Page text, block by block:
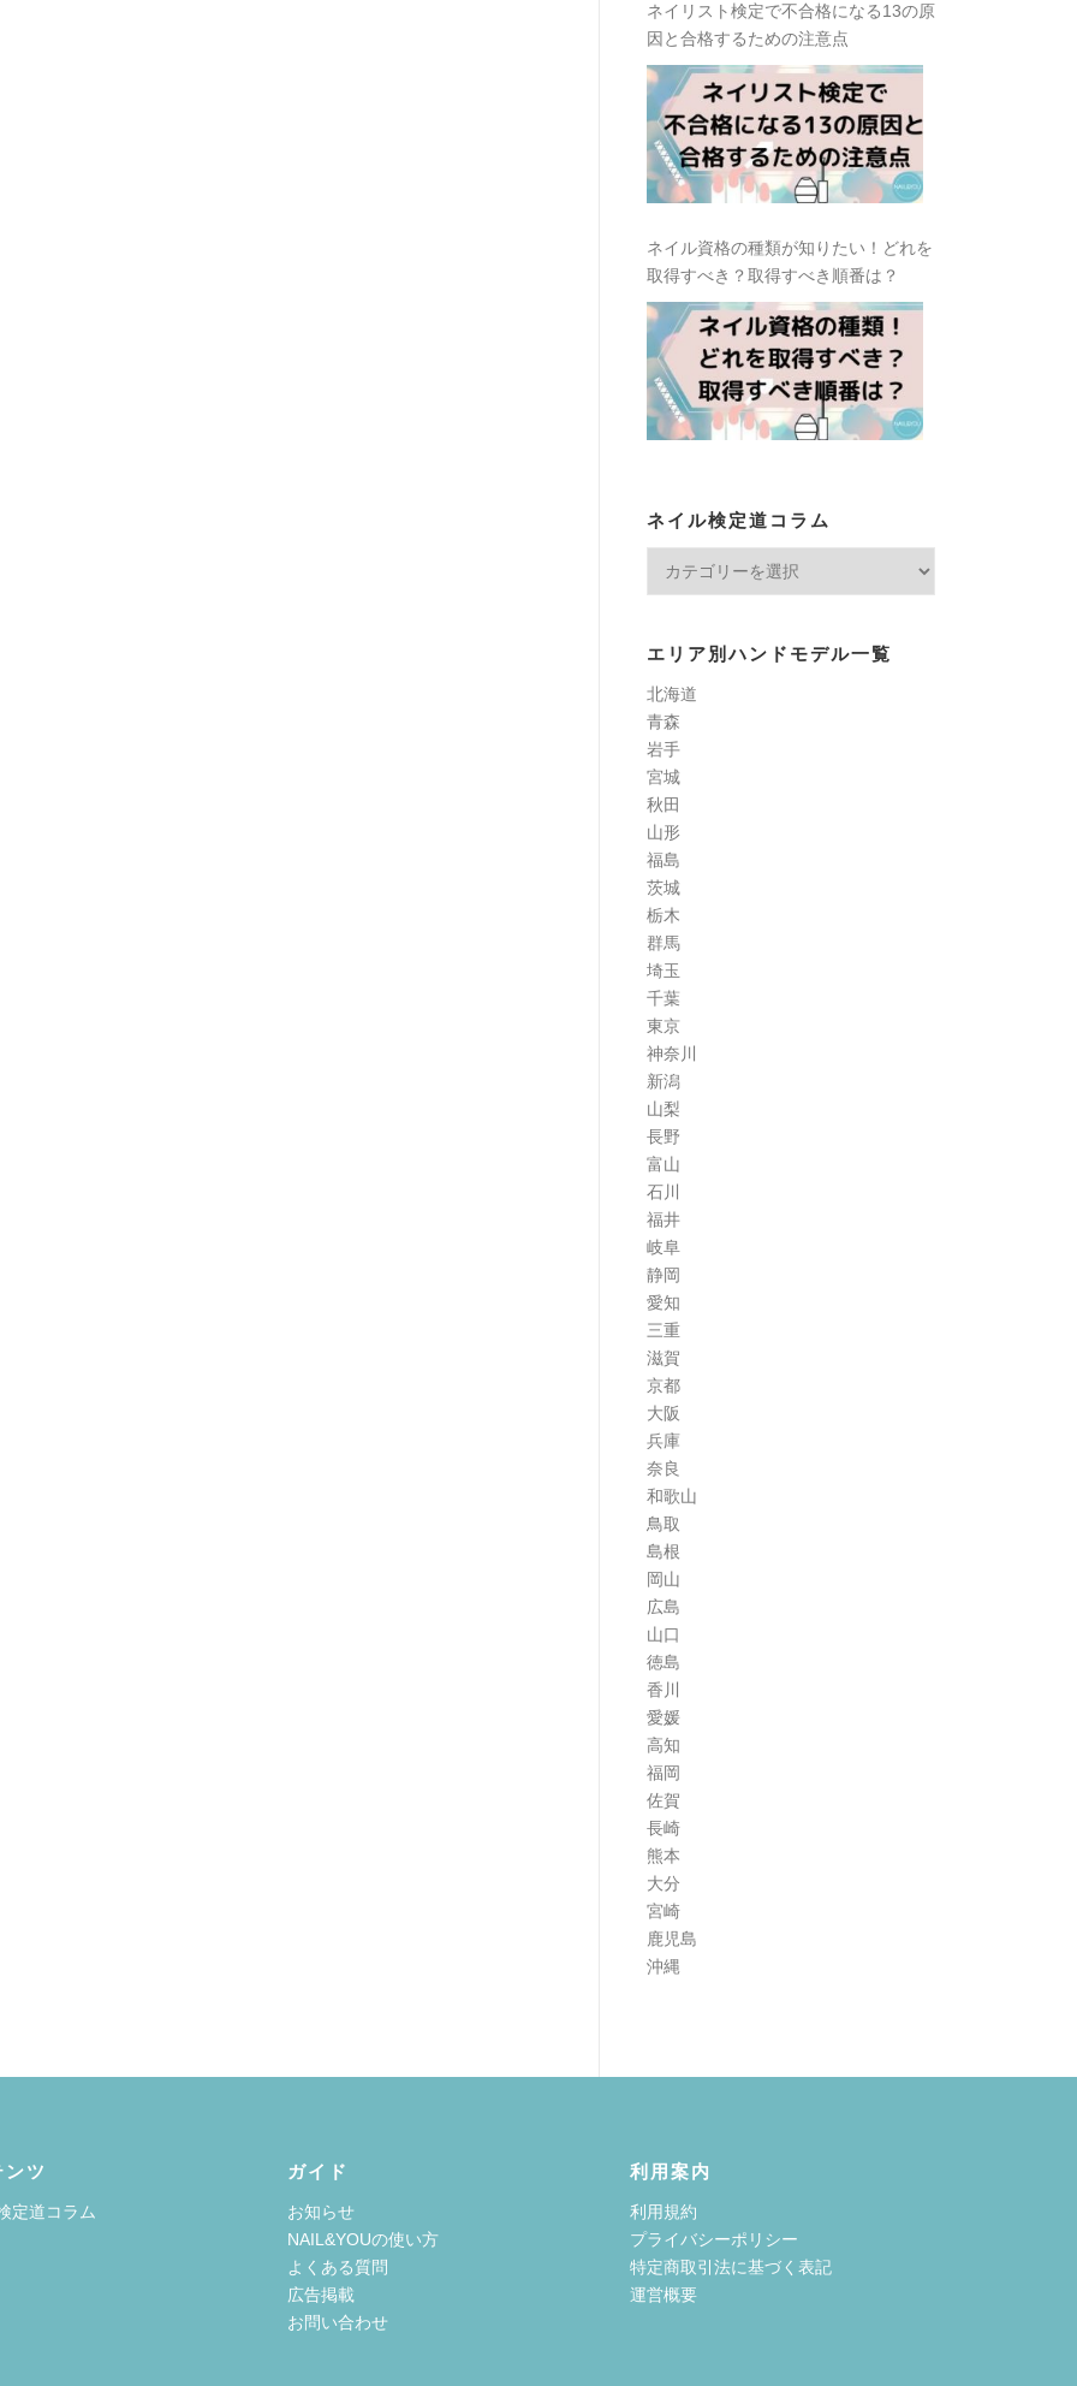
ネイリスト検定で不合格になる13の原
因と合格するための注意点
ネイル資格の種類が知りたい！どれを
取得すべき？取得すべき順番は？
ネイル検定道コラム
道
コ
ラ
ム
エリア別ハンドモデル一覧
北海道
青森
岩手
宮城
秋田
山形
福島
茨城
栃木
群馬
埼玉
千葉
東京
神奈川
新潟
山梨
長野
富山
石川
福井
岐阜
静岡
愛知
三重
滋賀
京都
大阪
兵庫
奈良
和歌山
鳥取
島根
岡山
広島
山口
徳島
香川
愛媛
高知
福岡
佐賀
長崎
熊本
大分
宮崎
鹿児島
沖縄
ンツ
定道コラム
ガイド
お知らせ
NAIL&YOUの使い方
よくある質問
広告掲載
お問い合わせ
利用案内
利用規約
プライバシーポリシー
特定商取引法に基づく表記
運営概要